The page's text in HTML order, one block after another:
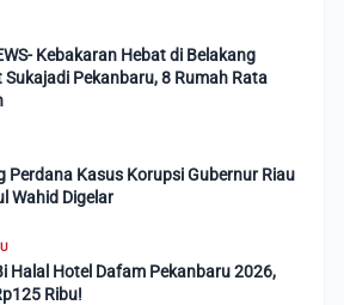
Kebakaran Hebat di Belakang
Pekanbaru, 8 Rumah Rata
Perdana Kasus Korupsi Gubernur Riau
Wahid Digelar
Halal Hotel Dafam Pekanbaru 2026,
Ribu!